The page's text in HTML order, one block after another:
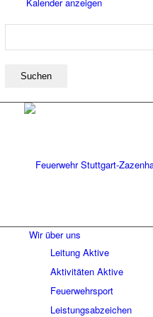
Suchen
Wir über uns
Leitung Aktive
Aktivitäten Aktive
Feuerwehrsport
Leistungsabzeichen